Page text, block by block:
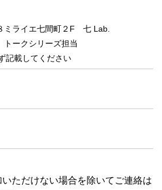
ミライエ七間町２F 七 Lab.
ークシリーズ担当
記載してください
ただけない場合を除いてご連絡は